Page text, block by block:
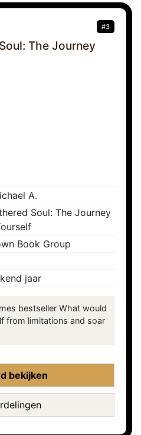
#3
The Journey
A.
Soul: The Journey
Book Group
jaar
bestseller What would
from limitations and soar
bekijken